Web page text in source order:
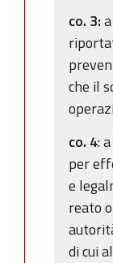
co. 3:
che il
co. 4:
per
e
reato
di cui